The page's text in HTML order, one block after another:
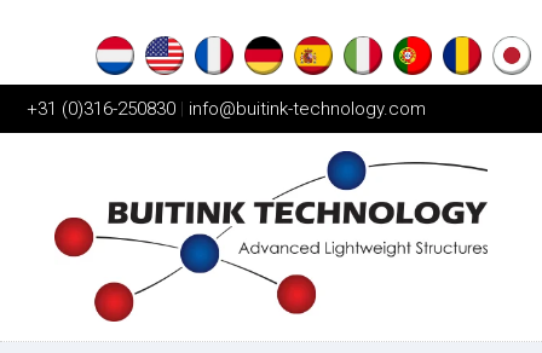
+31 (0)316-250830 | info@buitink-technology.com